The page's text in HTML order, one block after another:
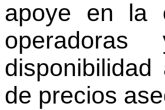
apoye en la
de precios